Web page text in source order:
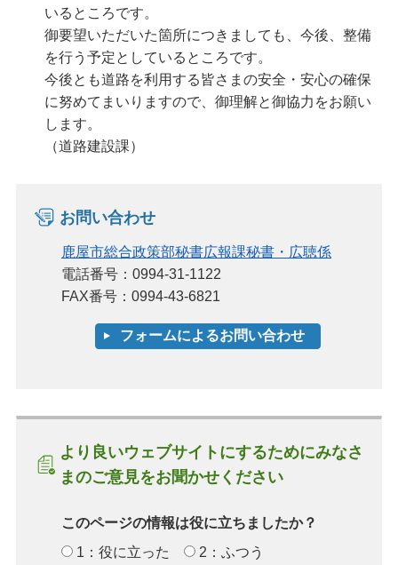
いるところです。
御要望いただいた箇所につきましても、今後、整備
を行う予定としているところです。
今後とも道路を利用する皆さまの安全・安心の確保
に努めてまいりますので、御理解と御協力をお願い
します。
（道路建設課）
お問い合わせ
鹿屋市総合政策部秘書広報課秘書・広聴係
電話番号：0994-31-1122
FAX番号：0994-43-6821
より良いウェブサイトにするためにみなさ
まのご意見をお聞かせください
このページの情報は役に立ちましたか？
1：役に立った
2：ふつう